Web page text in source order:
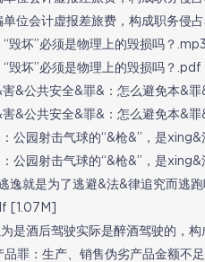
位会计虚报差旅费，构成职务侵
坏”必须是物理上的毁损吗？
坏”必须是物理上的毁损吗？.pdf
&公共安全&罪&：怎么避免本&
&公共安全&罪&：怎么避免本&罪
园射击气球的“&枪&”，是xing&
园射击气球的“&枪&”，是
就是为了逃避&法&律追究而逃
[1.07M]
是酒后驾驶实际是醉酒驾驶的，
罪：生产、销售伪劣产品金额不